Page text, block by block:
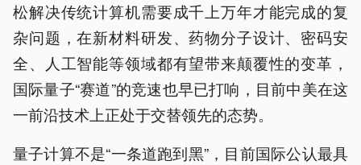
松解决传统计算机需要成千上万年才能完成的复
杂问题，在新材料研发、药物分子设计、密码安
全、人工智能等领域都有望带来颠覆性的变革，
国际量子“赛道”的竞速也早已打响，目前中美在这
一前沿技术上正处于交替领先的态势。
量子计算不是“一条道跑到黑”，目前国际公认最具